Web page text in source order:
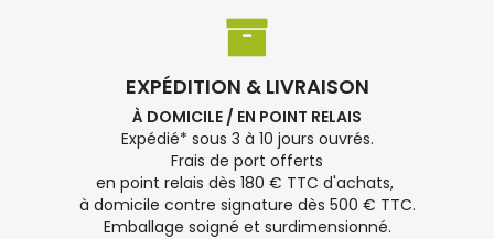
EXPÉDITION & LIVRAISON
À DOMICILE / EN POINT RELAIS
Expédié* sous 3 à 10 jours ouvrés.
Frais de port offerts
en point relais dès 180 € TTC d'achats,
à domicile contre signature dès 500 € TTC.
Emballage soigné et surdimensionné.